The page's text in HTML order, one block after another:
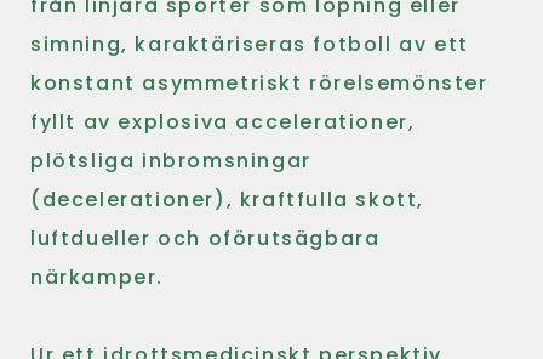
från linjära sporter som löpning eller
simning, karaktäriseras fotboll av ett
konstant asymmetriskt rörelsemönster
fyllt av explosiva accelerationer,
plötsliga inbromsningar
(decelerationer), kraftfulla skott,
luftdueller och oförutsägbara
närkamper.